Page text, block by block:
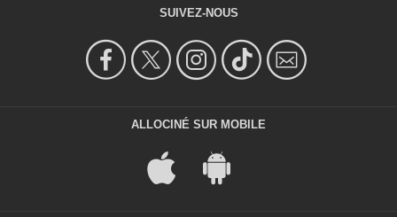
SUIVEZ-NOUS
ALLOCINÉ SUR MOBILE